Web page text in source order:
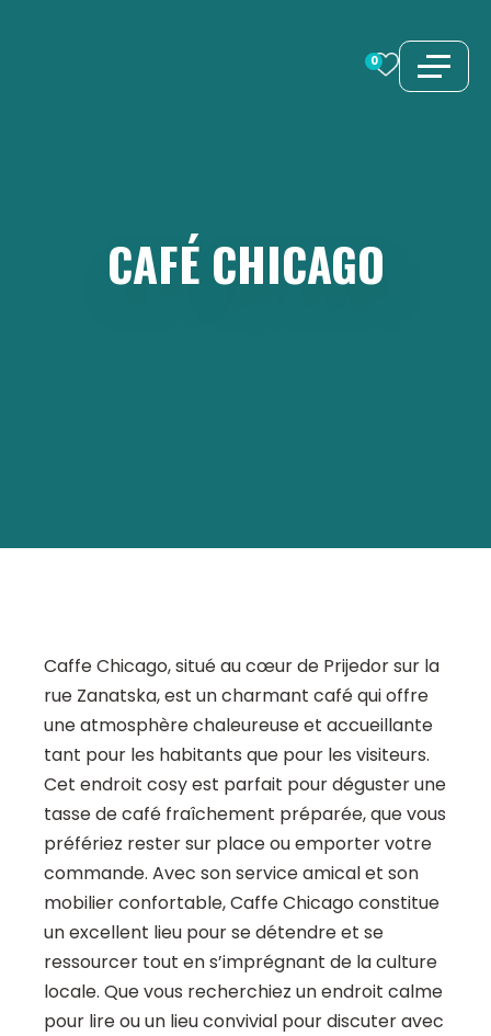
0
CAFÉ CHICAGO
Caffe Chicago, situé au cœur de Prijedor sur la
rue Zanatska, est un charmant café qui offre
une atmosphère chaleureuse et accueillante
tant pour les habitants que pour les visiteurs.
Cet endroit cosy est parfait pour déguster une
tasse de café fraîchement préparée, que vous
préfériez rester sur place ou emporter votre
commande. Avec son service amical et son
mobilier confortable, Caffe Chicago constitue
un excellent lieu pour se détendre et se
ressourcer tout en s’imprégnant de la culture
locale. Que vous recherchiez un endroit calme
pour lire ou un lieu convivial pour discuter avec